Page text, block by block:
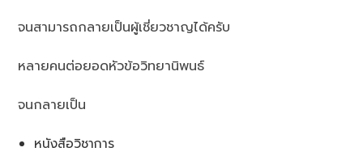
จนสามารถกลายเป็นผู้เชี่ยวชาญได้ครับ
หลายคนต่อยอดหัวข้อวิทยานิพนธ์
จนกลายเป็น
หนังสือวิชาการ